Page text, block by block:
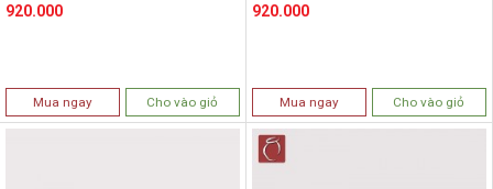
920.000
Mua ngay Cho vào giỏ
920.000
Mua ngay Cho vào giỏ